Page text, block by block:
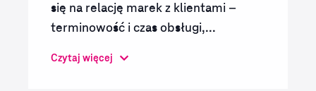
się na relację marek z klientami –
terminowość i czas obsługi,...
Czytaj więcej